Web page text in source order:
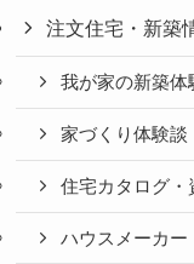
注文住宅・新築
我が家の新築体
家づくり体験談
住宅カタログ・
ハウスメーカー